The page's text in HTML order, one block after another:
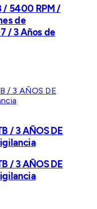
/ 5400 RPM /
de
/ 3 Años de
/ 3 AÑOS DE
/ 3 AÑOS DE